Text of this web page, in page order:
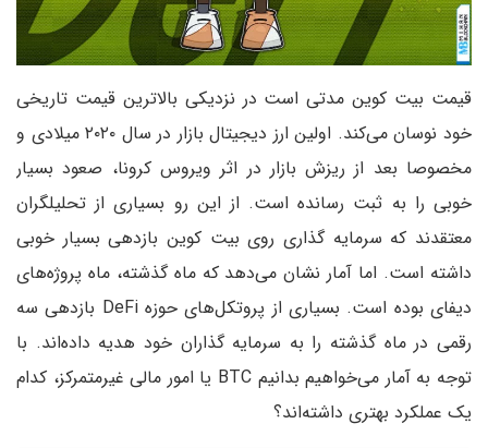
قیمت بیت کوین مدتی است در نزدیکی بالاترین قیمت تاریخی
خود نوسان می‌کند. اولین ارز دیجیتال بازار در سال ۲۰۲۰ میلادی و
مخصوصا بعد از ریزش بازار در اثر ویروس کرونا، صعود بسیار
خوبی را به ثبت رسانده است. از این رو بسیاری از تحلیلگران
معتقدند که سرمایه گذاری روی بیت کوین بازدهی بسیار خوبی
داشته است. اما آمار نشان می‌دهد که ماه گذشته، ماه پروژه‌های
دیفای بوده است. بسیاری از پروتکل‌های حوزه DeFi بازدهی سه
رقمی در ماه گذشته را به سرمایه گذاران خود هدیه داده‌اند. با
توجه به آمار می‌خواهیم بدانیم BTC یا امور مالی غیرمتمرکز، کدام
یک عملکرد بهتری داشته‌اند؟